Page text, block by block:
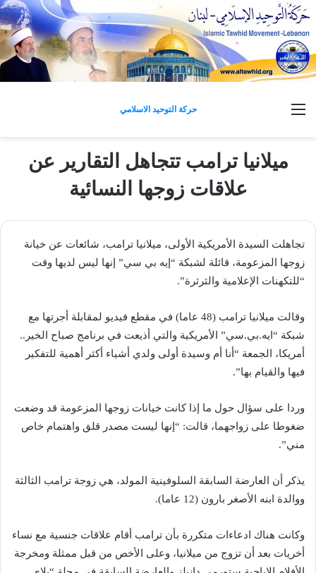
حركة التوحيد الاسلامي
ميلانيا ترامب تتجاهل التقارير عن
علاقات زوجها النسائية
تجاهلت السيدة الأمريكية الأولى، ميلانيا ترامب، شائعات عن خيانة
زوجها المزعومة، قائلة لشبكة “إيه بي سي” إنها ليس لديها وقت
“للتكهنات الإعلامية والثرثرة”.
وقالت ميلانيا ترامب (48 عاما) في مقطع فيديو لمقابلة أجرتها مع
شبكة “ايه.بي.سي” الأمريكية والتي أذيعت في برنامج صباح الخير..
أمريكا، الجمعة “أنا أم وسيدة أولى ولدي أشياء أكثر أهمية للتفكير
فيها والقيام بها”.
وردا على سؤال حول ما إذا كانت خيانات زوجها المزعومة قد وضعت
ضغوطا على زواجهما، قالت: “إنها ليست مصدر قلق واهتمام خاص
مني”.
يذكر أن العارضة السابقة السلوفينية المولد، هي زوجة ترامب الثالثة
ووالدة ابنه الأصغر بارون (12 عاما).
وكانت هناك ادعاءات متكررة بأن ترامب أقام علاقات جنسية مع نساء
أخريات بعد أن تزوج من ميلانيا، وعلى الأخص من قبل ممثلة ومخرجة